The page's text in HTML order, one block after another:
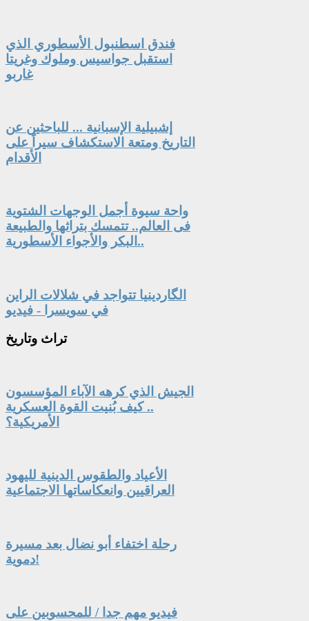
فندق اسطنبول الأسطوري الذي
استقبل جواسيس وملوك وغريتا
غاربو
إشبيلية الإسبانية ... للباحثين عن
التاريخ ومتعة الاستكشاف سيراً على
الأقدام
واحة سيوة أجمل الوجهات الشتوية
فى العالم.. تتمسك بتراثها والطبيعة
البكر والأجواء الأسطورية..
الگاردينيا تتواجد في شلالات الراين
في سويسرا - فيديو
تراث وتاريخ
الجيش الذي كرهه الآباء المؤسسون
.. كيف بُنيت القوة العسكرية
الأمريكية؟
الأعياد والطقوس الدينية لليهود
العراقيين وانعكاساتها الاجتماعية
رحلة اختفاء أبو نضال بعد مسيرة
دموية!
فيديو مهم جدا / للمحسوبين على